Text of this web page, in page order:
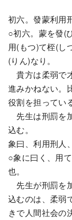
初六。發蒙利用
○初六。蒙を發(
用(もつ)て桎(し
(りん)なり。
貴方は柔弱で
進みかねない。
役割を担っている
先生は刑罰を
込む。
象曰、利用刑人
○象に曰く、用
也。
先生が刑罰を
込むのは、柔弱
きで人間社会の